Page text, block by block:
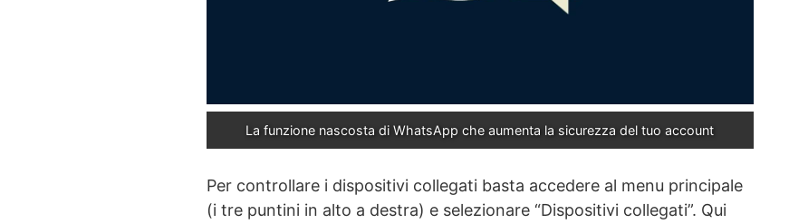
La funzione nascosta di WhatsApp che aumenta la sicurezza del tuo account
Per controllare i dispositivi collegati basta accedere al menu principale
(i tre puntini in alto a destra) e selezionare “Dispositivi collegati”. Qui